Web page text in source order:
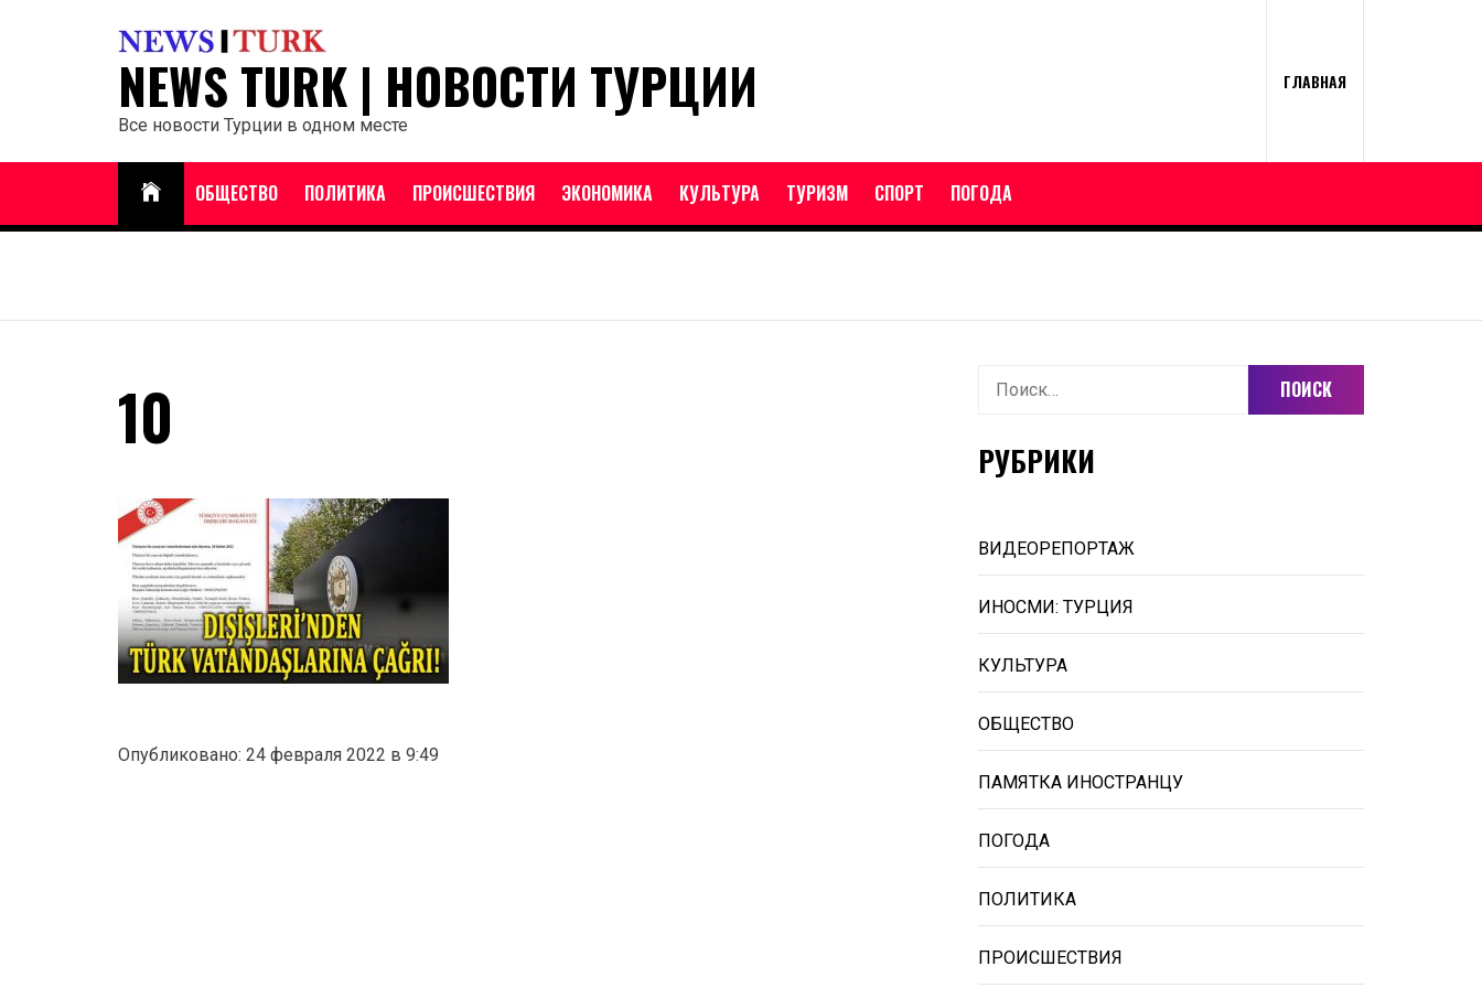
NEWS TURK | НОВОСТИ ТУРЦИИ
Все новости Турции в одном месте
ГЛАВНАЯ
ОБЩЕСТВО ПОЛИТИКА ПРОИСШЕСТВИЯ ЭКОНОМИКА КУЛЬТУРА ТУРИЗМ СПОРТ ПОГОДА
10
Опубликовано: 24 февраля 2022 в 9:49
Найти:
РУБРИКИ
ВИДЕОРЕПОРТАЖ
ИНОСМИ: ТУРЦИЯ
КУЛЬТУРА
ОБЩЕСТВО
ПАМЯТКА ИНОСТРАНЦУ
ПОГОДА
ПОЛИТИКА
ПРОИСШЕСТВИЯ